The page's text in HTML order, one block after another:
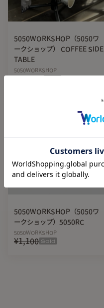
5050WORKSHOP（5050ワ
ークショップ） COFFEE SIDE
TABLE
5050WORKSHOP
5050WORKSHOP（5050ワ
ークショップ）5050RC
5050WORKSHOP
¥1,100 Sold